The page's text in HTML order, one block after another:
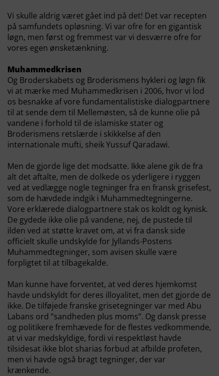
Vi skulle aldrig været gået ind på det! Det var recepten
på samfundets opløsning. Vi var ofre for en gigantisk
løgn, men først og fremmest var vi desværre ofre for
vores egen ønsketænkning.
Muhammedkrisen
Og Broderskabets og Broderismens hykleri og løgn fik
vi at mærke med Muhammedkrisen i 2006, hvor vi lod
os besnakke af vore fundamentalistiske dialogpartnere
til at sende dem til Mellemøsten, så de kunne olie på
vandene i forhold til de islamiske stater og
Broderismens retslærde i skikkelse af den
internationale mufti, sheik Yussuf Qaradawi.
Men de gjorde lige det modsatte. Ikke alene gik de fra
alt det aftalte, men de dolkede os yderligere i ryggen
ved at vedlægge nogle tegninger fra en fransk grisefest,
som de hævdede indgik i Muhammedtegningerne.
Vore erklærede dialogpartnere stak os koldt og kynisk.
De gydede ikke olie på vandene, nej, de pustede til
ilden ved at støtte kravet om, at vi fra dansk side
officielt skulle undskylde for Jyllands-Postens
Muhammedtegninger, som avisen skulle være
forpligtet til at tilbagekalde.
Man kunne have forventet, at ved deres hjemkomst
havde undskyldt for deres illoyalitet, men det gjorde de
ikke. De tilføjede franske grisetegninger var med Abu
Labans ord ”sandheden plus moms”. Og dansk presse
og politikere fremhævede for de flestes vedkommende,
at vi var medskyldige, fordi vi respektløst havde
tilsidesat ikke blot sharias forbud at afbilde profeten,
men vi havde også bragt tegninger, der var
krænkende.